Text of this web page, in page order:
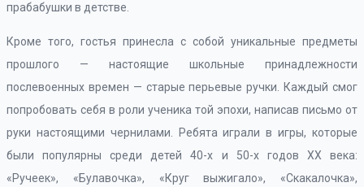
прабабушки в детстве.
Кроме того, гостья принесла с собой уникальные предметы
прошлого — настоящие школьные принадлежности
послевоенных времен — старые перьевые ручки. Каждый смог
попробовать себя в роли ученика той эпохи, написав письмо от
руки настоящими чернилами. Ребята играли в игры, которые
были популярны среди детей 40-х и 50-х годов XX века:
«Ручеек», «Булавочка», «Круг выжигало», «Скакалочка»,